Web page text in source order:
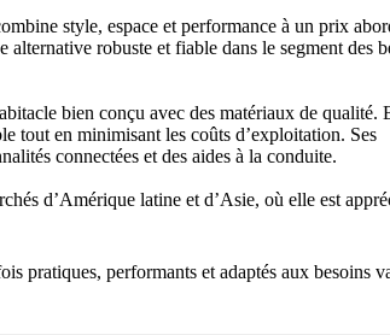
style, espace et performance à un prix
robuste et fiable dans le segment des
bien conçu avec des matériaux de qualité.
tout en minimisant les coûts d’exploitation. Ses
connectées et des aides à la conduite.
d’Amérique latine et d’Asie, où elle est
pratiques, performants et adaptés aux besoins